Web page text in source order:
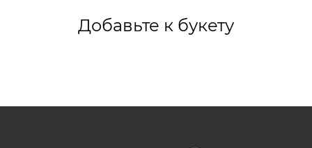
Добавьте к букету